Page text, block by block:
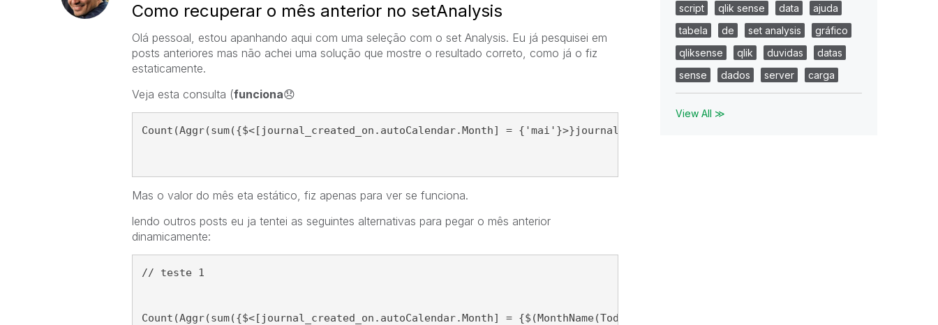
Como recuperar o mês anterior no setAnalysis
Olá pessoal, estou apanhando aqui com uma seleção com o set Analysis. Eu já pesquisei em
posts anteriores mas não achei uma solução que mostre o resultado correto, como já o fiz
estaticamente.
Veja esta consulta (funciona😞
Count(Aggr(sum({$<[journal_created_on.autoCalendar.Month] = {'mai'}>}journal_id),journal_id))
Mas o valor do mês eta estático, fiz apenas para ver se funciona.
lendo outros posts eu ja tentei as seguintes alternativas para pegar o mês anterior
dinamicamente:
// teste 1
Count(Aggr(sum({$<[journal_created_on.autoCalendar.Month] = {$(MonthName(Today() - 1))}>}journal_id),journal_id))
script
qlik sense data
ajuda
tabela
de set analysis
gráfico
qliksense
qlik duvidas
datas
sense
dados server carga
View All ≫